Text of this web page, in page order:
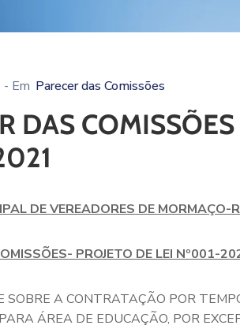
- Em Parecer das Comissões
DAS
DE VEREADORES DE MORMAÇO-
PROJETO DE LEI Nº001-
SOBRE A CONTRATAÇÃO POR
ÁREA DE EDUCAÇÃO, POR